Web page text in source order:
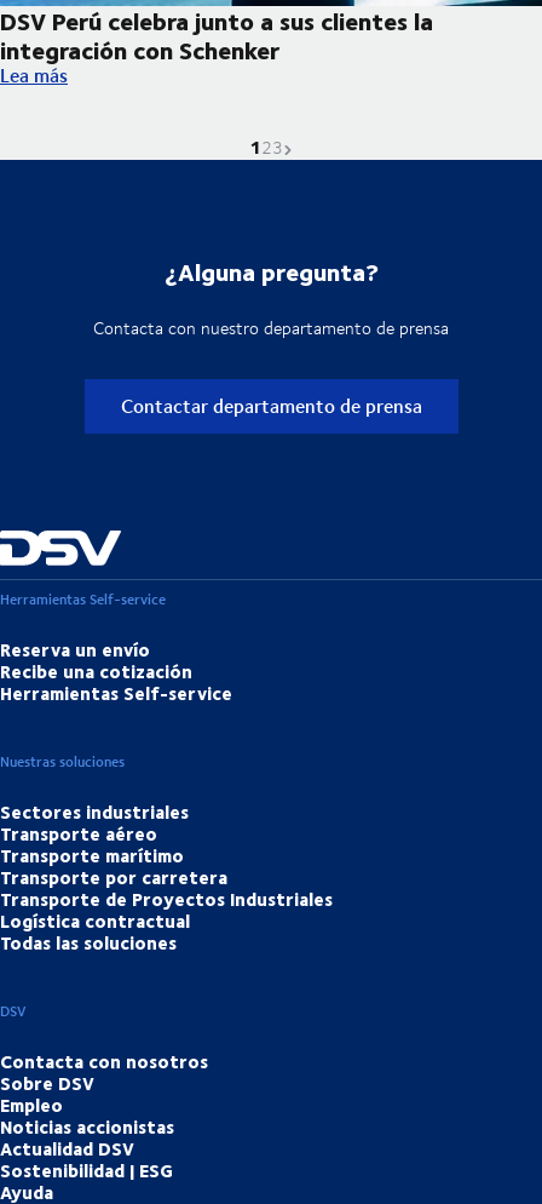
DSV Perú celebra junto a sus clientes la
integración con Schenker
DSV Perú celebra junto a sus clientes la integración con
Lea más
La página actual es
1Ve a la página
2Ve a la página
3Próxima página
¿Alguna pregunta?
Contacta con nuestro departamento de prensa
Contactar departamento de prensa
Herramientas Self-service
Reserva un envío
Recibe una cotización
Herramientas Self-service
Nuestras soluciones
Sectores industriales
Transporte aéreo
Transporte marítimo
Transporte por carretera
Transporte de Proyectos Industriales
Logística contractual
Todas las soluciones
DSV
Contacta con nosotros
Sobre DSV
Empleo
Noticias accionistas
Actualidad DSV
Sostenibilidad | ESG
Ayuda